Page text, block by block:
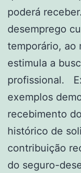
poderá
desemprego
temporário, ao
estimula a
profissional.
exemplos
recebimento
histórico de
contribuição
do seguro-